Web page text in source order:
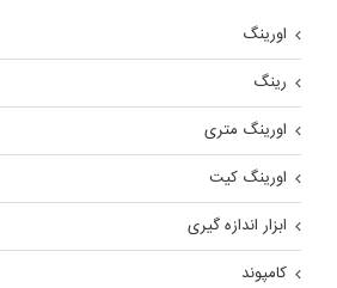
اورینگ
رینگ
اورینگ متری
اورینگ کیت
ابزار اندازه گیری
کامپوند